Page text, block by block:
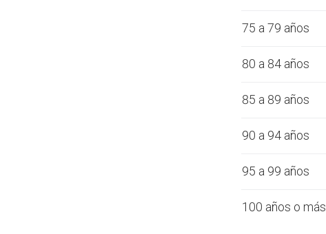
75 a 79 años
80 a 84 años
85 a 89 años
90 a 94 años
95 a 99 años
100 años o más